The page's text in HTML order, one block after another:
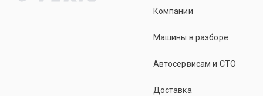
Компании
Машины в разборе
Автосервисам и СТО
Доставка